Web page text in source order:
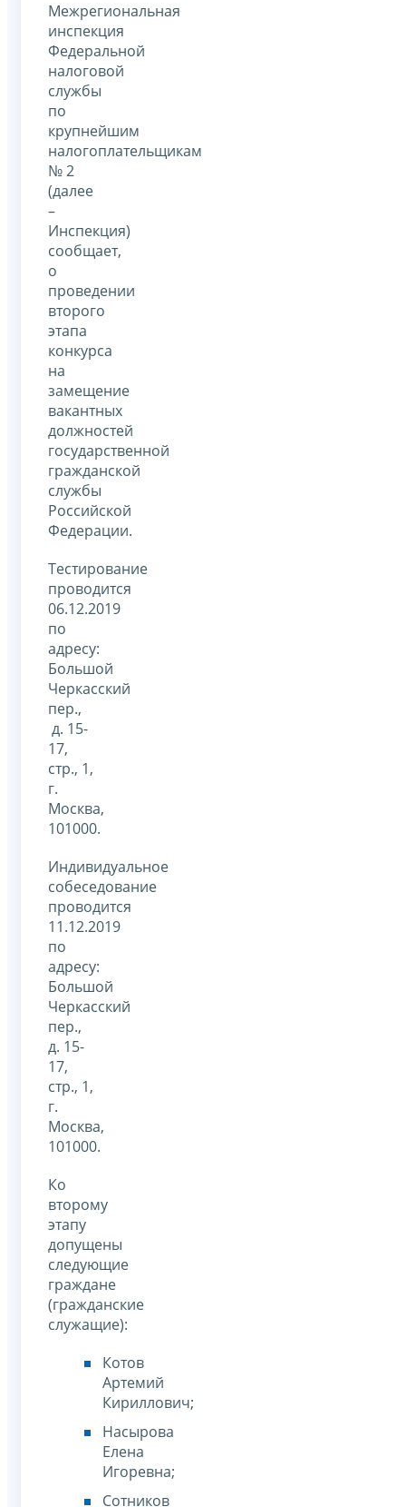
Межрегиональная
инспекция
Федеральной
налоговой
службы
по
крупнейшим
налогоплательщикам
№ 2
(далее
–
Инспекция)
сообщает,
о
проведении
второго
этапа
конкурса
на
замещение
вакантных
должностей
государственной
гражданской
службы
Российской
Федерации.
Тестирование
проводится
06.12.2019
по
адресу:
Большой
Черкасский
пер.,
д. 15-
17,
стр., 1,
г.
Москва,
101000.
Индивидуальное
собеседование
проводится
11.12.2019
по
адресу:
Большой
Черкасский
пер.,
д. 15-
17,
стр., 1,
г.
Москва,
101000.
Ко
второму
этапу
допущены
следующие
граждане
(гражданские
служащие):
Котов
Артемий
Кириллович;
Насырова
Елена
Игоревна;
Сотников